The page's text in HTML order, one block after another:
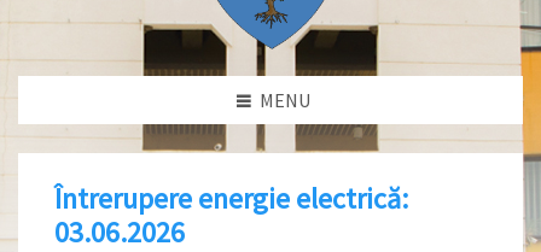
MENU
Întrerupere energie electrică:
03.06.2026